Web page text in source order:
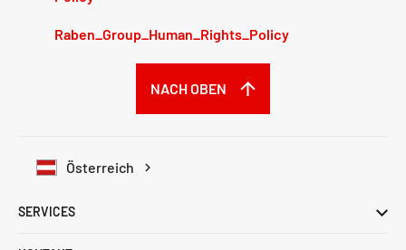
Raben_Group_Human_Rights_Policy
Österreich
NACH OBEN
SERVICES